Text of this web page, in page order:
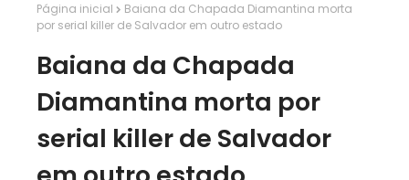
Página inicial
Baiana da Chapada Diamantina morta
por serial killer de Salvador em outro estado
Baiana da Chapada
Diamantina morta por
serial killer de Salvador